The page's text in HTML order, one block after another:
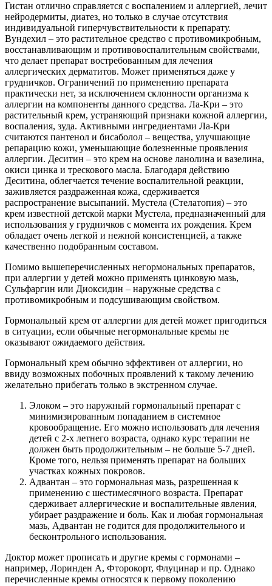
Гистан отлично справляется с воспалением и аллергией, лечит
нейродермиты, диатез, но только в случае отсутствия
индивидуальной гиперчувствительности к препарату.
Вундехил – это растительное средство с противомикробным,
восстанавливающим и противовоспалительным свойствами,
что делает препарат востребованным для лечения
аллергических дерматитов. Может применяться даже у
грудничков. Ограничений по применению препарата
практически нет, за исключением склонности организма к
аллергии на компоненты данного средства. Ла-Кри – это
растительный крем, устраняющий признаки кожной аллергии,
воспаления, зуда. Активными ингредиентами Ла-Кри
считаются пантенол и бисаболол – вещества, улучшающие
репарацию кожи, уменьшающие болезненные проявления
аллергии. Деситин – это крем на основе ланолина и вазелина,
окиси цинка и трескового масла. Благодаря действию
Деситина, облегчается течение воспалительной реакции,
заживляется раздраженная кожа, сдерживается
распространение высыпаний. Мустела (Стелатопия) – это
крем известной детской марки Мустела, предназначенный для
использования у грудничков с момента их рождения. Крем
обладает очень легкой и нежной консистенцией, а также
качественно подобранным составом.
Помимо вышеперечисленных негормональных препаратов,
при аллергии у детей можно применять цинковую мазь,
Сульфаргин или Диоксидин – наружные средства с
противомикробным и подсушивающим свойством.
Гормональный крем от аллергии для детей может пригодиться
в ситуации, если обычные негормональные кремы не
оказывают ожидаемого действия.
Гормональный крем обычно эффективен от аллергии, но
ввиду возможных побочных проявлений к такому лечению
желательно прибегать только в экстренном случае.
Элоком – это наружный гормональный препарат с
минимизированным попаданием в системное
кровообращение. Его можно использовать для лечения
детей с 2-х летнего возраста, однако курс терапии не
должен быть продолжительным – не больше 5-7 дней.
Кроме того, нельзя применять препарат на больших
участках кожных покровов.
Адвантан – это гормональная мазь, разрешенная к
применению с шестимесячного возраста. Препарат
сдерживает аллергические и воспалительные явления,
убирает раздражение и боль. Как и любая гормональная
мазь, Адвантан не годится для продолжительного и
бесконтрольного использования.
Доктор может прописать и другие кремы с гормонами –
например, Лоринден А, Фторокорт, Флуцинар и пр. Однако
перечисленные кремы относятся к первому поколению